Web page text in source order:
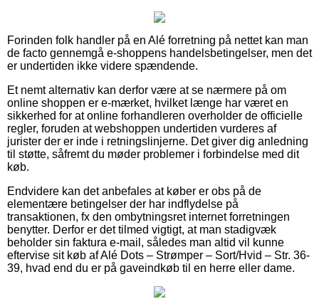
Forinden folk handler på en Alé forretning på nettet kan man
de facto gennemgå e-shoppens handelsbetingelser, men det
er undertiden ikke videre spændende.
Et nemt alternativ kan derfor være at se nærmere på om
online shoppen er e-mærket, hvilket længe har været en
sikkerhed for at online forhandleren overholder de officielle
regler, foruden at webshoppen undertiden vurderes af
jurister der er inde i retningslinjerne. Det giver dig anledning
til støtte, såfremt du møder problemer i forbindelse med dit
køb.
Endvidere kan det anbefales at køber er obs på de
elementære betingelser der har indflydelse på
transaktionen, fx den ombytningsret internet forretningen
benytter. Derfor er det tilmed vigtigt, at man stadigvæk
beholder sin faktura e-mail, således man altid vil kunne
eftervise sit køb af Alé Dots – Strømper – Sort/Hvid – Str. 36-
39, hvad end du er på gaveindkøb til en herre eller dame.